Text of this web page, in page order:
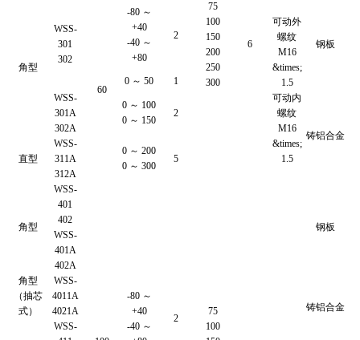
角型
WSS-
301
302
60
-80 ～
+40
-40 ～
+80
2
75
100
150
200
250
300
6
可动外
螺纹
M16
&times;
1.5
可动内
螺纹
M16
&times;
1.5
钢板
0 ～ 50
1
WSS-
301A
302A
0 ～ 100
0 ～ 150
2
75
100
铸铝合金
直型
WSS-
311A
312A
0 ～ 200
0 ～ 300
5
角型
WSS-
401
402
-80 ～
+40
-40 ～
2
钢板
WSS-
401A
402A
角型
（抽芯
式）
WSS-
4011A
4021A
铸铝合金
WSS-